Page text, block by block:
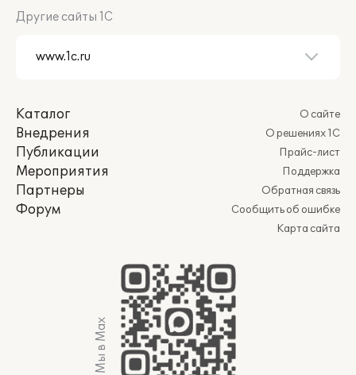
Другие сайты 1С
Каталог
Внедрения
Публикации
Мероприятия
Партнеры
Форум
О сайте
О решениях 1С
Прайс-лист
Поддержка
Обратная связь
Сообщить об ошибке
Карта сайта
Мы в Max